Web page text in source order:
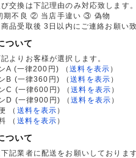
び交換は下記理由のみ対応致します。
期不良 ② 当店手違い ③ 偽物
商品受取後 3日以内にご連絡お願い致
ついて
よりお客様が選択します。
A (一律200円)
（送料を表示 ）
B (一律360円)
（送料を表示 ）
C (一律600円)
（送料を表示 ）
D (一律900円)
（送料を表示 ）
（ 送料を表示 ）
（ 送料を表示 ）
ついて
記業者に配送をお願いしております